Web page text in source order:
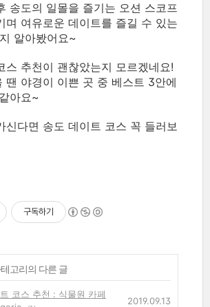
송도의 일몰을 즐기는 오션 스코프
며 여유로운 데이트를 즐길 수 있는
알아봤어요~
스 추천이 괜찮았는지 모르겠네요!
땐 야경이 이쁜 곳 중 베스트 3안에
아요~
신다면 송도 데이트 코스 꼭 들러보
구독하기
고리의 다른 글
코스 추천 : 식물원 카페
2019.09.13